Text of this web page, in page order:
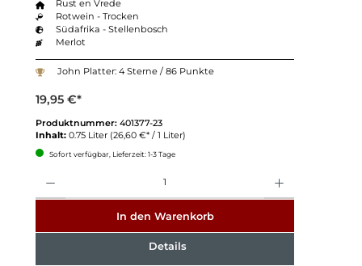
Rust en Vrede
Rotwein - Trocken
Südafrika - Stellenbosch
Merlot
John Platter: 4 Sterne / 86 Punkte
19,95 €*
Produktnummer: 401377-23
Inhalt: 0.75 Liter (26,60 €* / 1 Liter)
Sofort verfügbar, Lieferzeit: 1-3 Tage
In den Warenkorb
Details